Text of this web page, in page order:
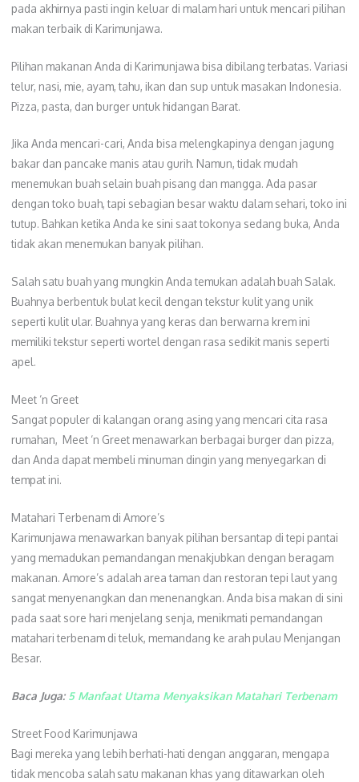
pada akhirnya pasti ingin keluar di malam hari untuk mencari pilihan
makan terbaik di Karimunjawa.
Pilihan makanan Anda di Karimunjawa bisa dibilang terbatas. Variasi
telur, nasi, mie, ayam, tahu, ikan dan sup untuk masakan Indonesia.
Pizza, pasta, dan burger untuk hidangan Barat.
Jika Anda mencari-cari, Anda bisa melengkapinya dengan jagung
bakar dan pancake manis atau gurih. Namun, tidak mudah
menemukan buah selain buah pisang dan mangga. Ada pasar
dengan toko buah, tapi sebagian besar waktu dalam sehari, toko ini
tutup. Bahkan ketika Anda ke sini saat tokonya sedang buka, Anda
tidak akan menemukan banyak pilihan.
Salah satu buah yang mungkin Anda temukan adalah buah Salak.
Buahnya berbentuk bulat kecil dengan tekstur kulit yang unik
seperti kulit ular. Buahnya yang keras dan berwarna krem ​​​​ini
memiliki tekstur seperti wortel dengan rasa sedikit manis seperti
apel.
Meet ‘n Greet
Sangat populer di kalangan orang asing yang mencari cita rasa
rumahan, Meet ‘n Greet menawarkan berbagai burger dan pizza,
dan Anda dapat membeli minuman dingin yang menyegarkan di
tempat ini.
Matahari Terbenam di Amore’s
Karimunjawa menawarkan banyak pilihan bersantap di tepi pantai
yang memadukan pemandangan menakjubkan dengan beragam
makanan. Amore’s adalah area taman dan restoran tepi laut yang
sangat menyenangkan dan menenangkan. Anda bisa makan di sini
pada saat sore hari menjelang senja, menikmati pemandangan
matahari terbenam di teluk, memandang ke arah pulau Menjangan
Besar.
Baca Juga: 5 Manfaat Utama Menyaksikan Matahari Terbenam
Street Food Karimunjawa
Bagi mereka yang lebih berhati-hati dengan anggaran, mengapa
tidak mencoba salah satu makanan khas yang ditawarkan oleh